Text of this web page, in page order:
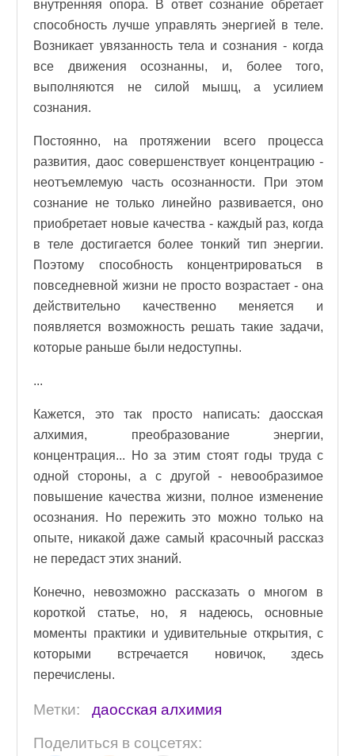
внутренняя опора. В ответ сознание обретает
способность лучше управлять энергией в теле.
Возникает увязанность тела и сознания - когда
все движения осознанны, и, более того,
выполняются не силой мышц, а усилием
сознания.
Постоянно, на протяжении всего процесса
развития, даос совершенствует концентрацию -
неотъемлемую часть осознанности. При этом
сознание не только линейно развивается, оно
приобретает новые качества - каждый раз, когда
в теле достигается более тонкий тип энергии.
Поэтому способность концентрироваться в
повседневной жизни не просто возрастает - она
действительно качественно меняется и
появляется возможность решать такие задачи,
которые раньше были недоступны.
...
Кажется, это так просто написать: даосская
алхимия, преобразование энергии,
концентрация... Но за этим стоят годы труда с
одной стороны, а с другой - невообразимое
повышение качества жизни, полное изменение
осознания. Но пережить это можно только на
опыте, никакой даже самый красочный рассказ
не передаст этих знаний.
Конечно, невозможно рассказать о многом в
короткой статье, но, я надеюсь, основные
моменты практики и удивительные открытия, с
которыми встречается новичок, здесь
перечислены.
Метки:
даосская алхимия
Поделиться в соцсетях: